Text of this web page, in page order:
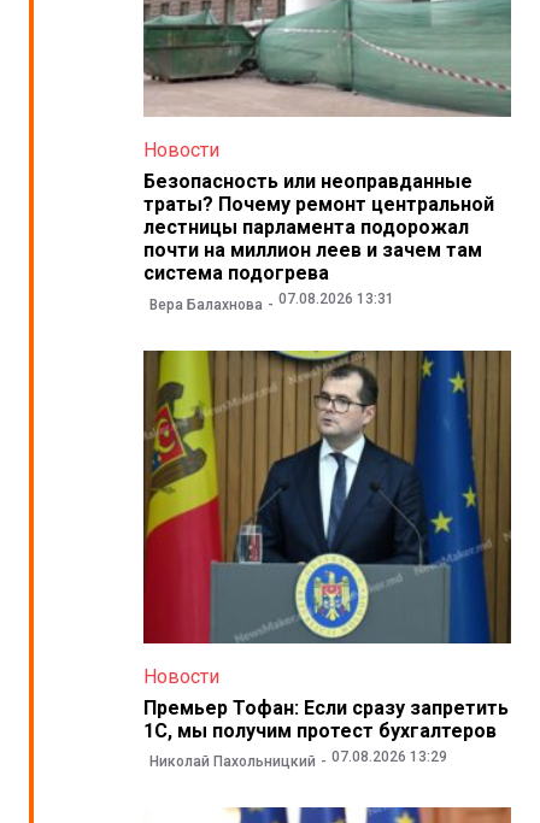
Новости
Безопасность или неоправданные
траты? Почему ремонт центральной
лестницы парламента подорожал
почти на миллион леев и зачем там
система подогрева
Вера Балахнова 07.08.2026 13:31
Новости
Премьер Тофан: Если сразу запретить
1С, мы получим протест бухгалтеров
Николай Пахольницкий 07.08.2026 13:29